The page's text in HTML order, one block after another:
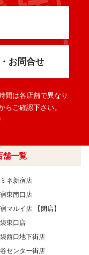
お問合せ
間は各店舗で異なり
らご確認下さい。
舗一覧
ネ新宿店
東南口店
マルイ店 【閉店】
東口店
西口地下街店
センター街店